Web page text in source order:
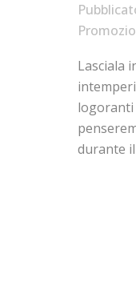
Lasciala
logoranti
durante